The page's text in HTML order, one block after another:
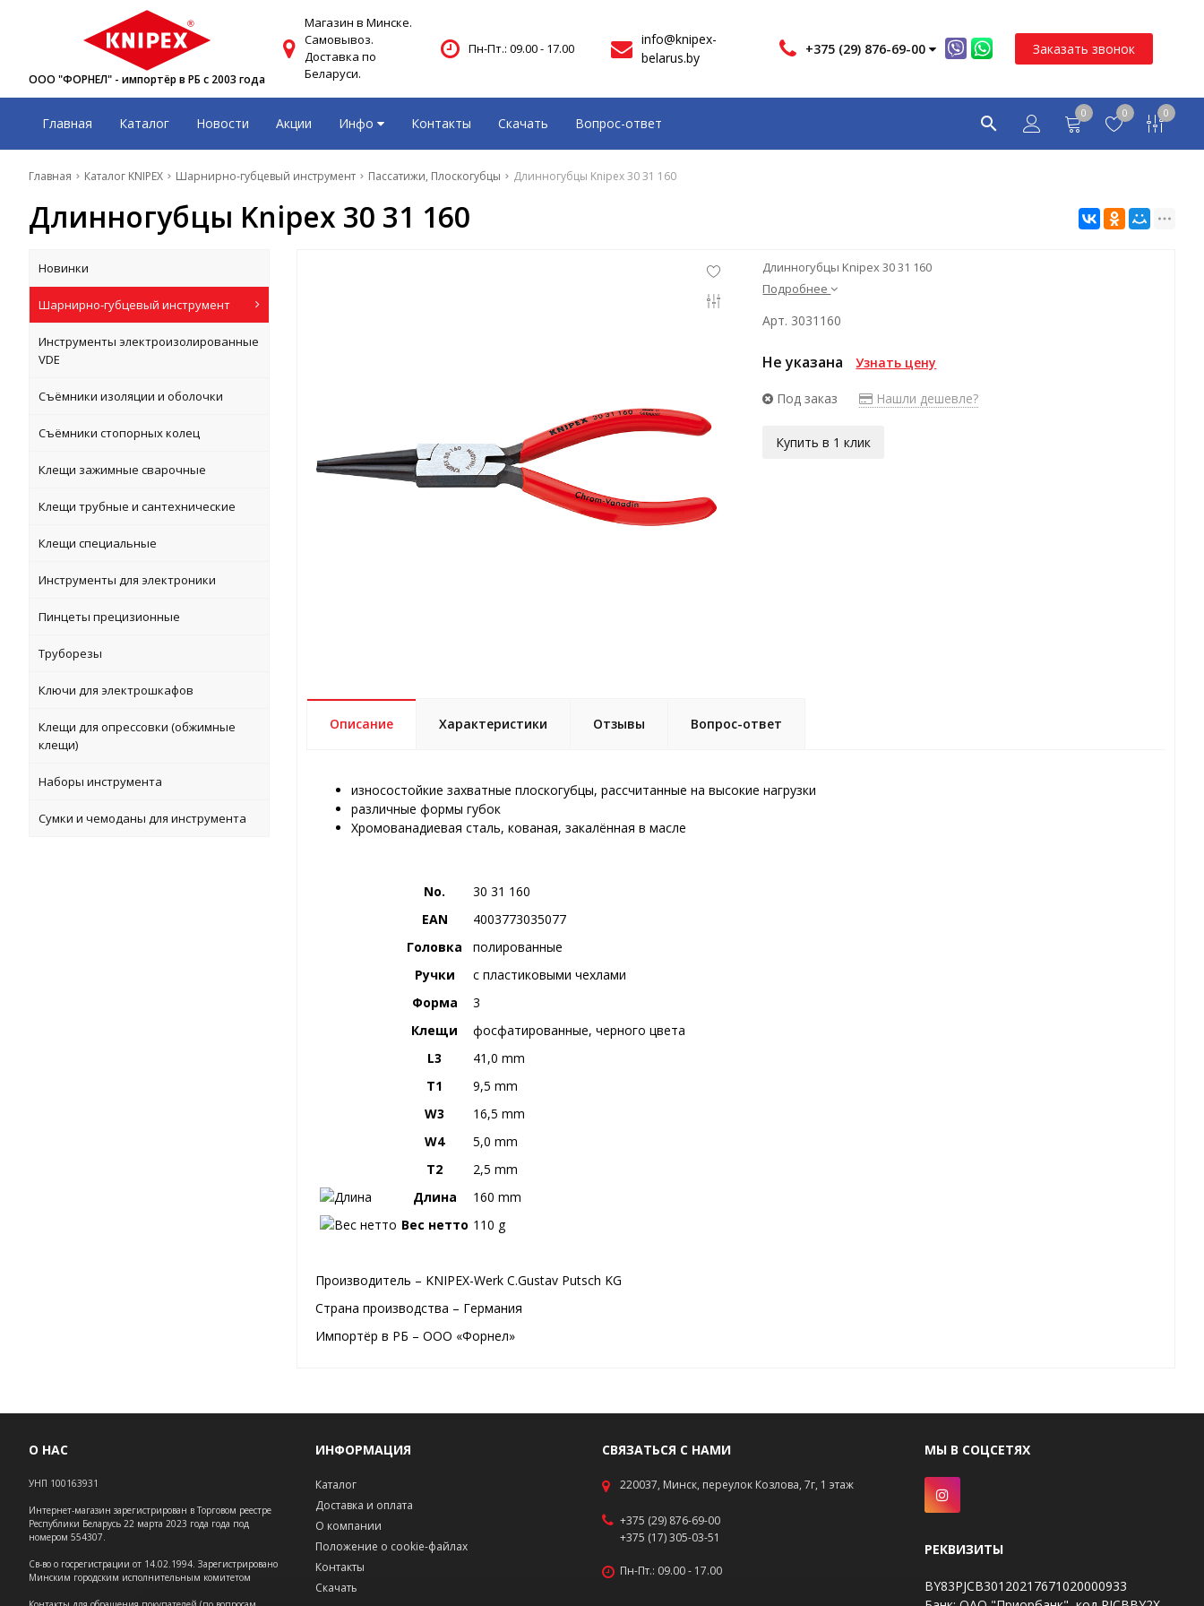
ООО "ФОРНЕЛ" - импортёр в РБ с 2003 года
Магазин в Минске.
Самовывоз.
Доставка по
Беларуси.
Пн-Пт.: 09.00 - 17.00
info@knipex-
belarus.by
+375 (29) 876-69-00 Заказать звонок
Главная Каталог Новости Акции Инфо Контакты Скачать Вопрос-ответ
0 0 0
Главная Каталог KNIPEX Шарнирно-губцевый инструмент Пассатижи, Плоскогубцы Длинногубцы Knipex 30 31 160
Длинногубцы Knipex 30 31 160
Новинки
Шарнирно-губцевый инструмент
Инструменты электроизолированные
VDE
Съёмники изоляции и оболочки
Съёмники стопорных колец
Клещи зажимные сварочные
Клещи трубные и сантехнические
Клещи специальные
Инструменты для электроники
Пинцеты прецизионные
Труборезы
Ключи для электрошкафов
Клещи для опрессовки (обжимные
клещи)
Наборы инструмента
Сумки и чемоданы для инструмента
Длинногубцы Knipex 30 31 160
Подробнее
Арт. 3031160
Не указана Узнать цену
Под заказ Нашли дешевле?
Купить в 1 клик
Описание Характеристики Отзывы Вопрос-ответ
износостойкие захватные плоскогубцы, рассчитанные на высокие нагрузки
различные формы губок
Хромованадиевая сталь, кованая, закалённая в масле
No.
30 31 160
EAN
4003773035077
Головка
полированные
Ручки
с пластиковыми чехлами
Форма
3
Клещи
фосфатированные, черного цвета
L3
41,0 mm
T1
9,5 mm
W3
16,5 mm
W4
5,0 mm
T2
2,5 mm
Длина
160 mm
Вес нетто 110 g
Производитель – KNIPEX-Werk C.Gustav Putsch KG
Страна производства – Германия
Импортёр в РБ – ООО «Форнел»
О НАС
УНП 100163931
Интернет-магазин зарегистрирован в Торговом реестре
Республики Беларусь 22 марта 2023 года года под
номером 554307.
Св-во о госрегистрации от 14.02.1994. Зарегистрировано
Минским городским исполнительным комитетом
ИНФОРМАЦИЯ
Каталог
Доставка и оплата
О компании
Положение о cookie-файлах
Контакты
Скачать
СВЯЗАТЬСЯ С НАМИ
220037, Минск, переулок Козлова, 7г, 1 этаж
+375 (29) 876-69-00
+375 (17) 305-03-51
Пн-Пт.: 09.00 - 17.00
МЫ В СОЦСЕТЯХ
РЕКВИЗИТЫ
BY83PJCB30120217671020000933